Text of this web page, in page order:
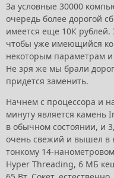
За условные 30000
очередь более дорогой
имеется еще 10К рублей.
чтобы уже имеющийся
некоторым параметрам
Не зря же мы брали
придется заменить.
Начнем с процессора и
минуту является камень
в обычном состоянии, и
очень свежий и вышел в
тонкому 14-
Hyper Threading, 6 МБ